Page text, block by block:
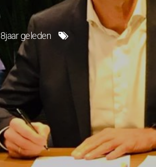
8jaar geleden